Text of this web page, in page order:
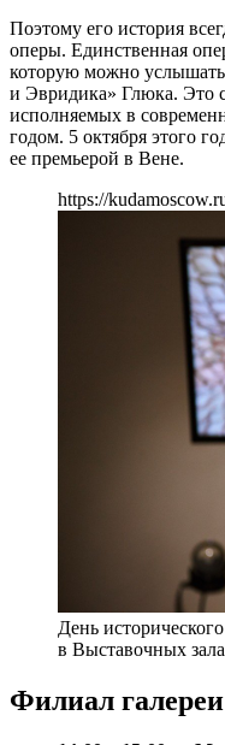
Поэтому его история
оперы. Единственная
которую можно
и Эвридика» Глюка. Это
исполняемых в
годом. 5 октября этого
ее премьерой в Вене.
https://
День
в Выставочных
Филиал